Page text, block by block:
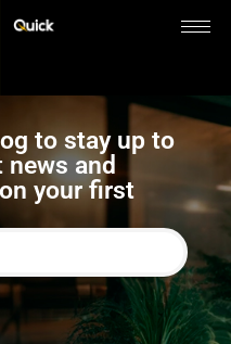
to stay up to
and
your first